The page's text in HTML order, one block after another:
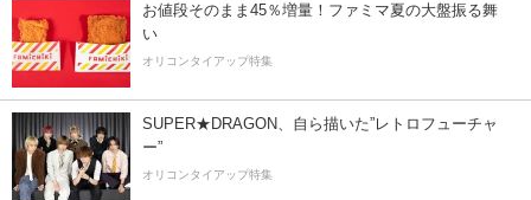
お値段そのまま45％増量！ファミマ夏の大盤振る舞
い
オリコンタイアップ特集
SUPER★DRAGON、自ら描いた”レトロフューチャ
ー”
オリコンタイアップ特集